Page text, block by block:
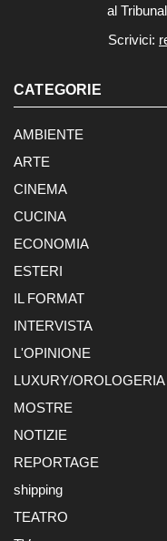
al
Scrivici:
CATEGORIE
AMBIENTE
ARTE
CINEMA
CUCINA
ECONOMIA
ESTERI
IL FORMAT
INTERVISTA
L'OPINIONE
LUXURY/OROLOGERIA
MOSTRE
NOTIZIE
REPORTAGE
shipping
TEATRO